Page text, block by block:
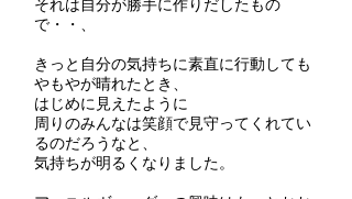
で・・、
きっと自分の気持ちに素直に行動しても
やもやが晴れたとき、
はじめに見えたように
周りのみんなは笑顔で見守ってくれてい
るのだろうなと、
気持ちが明るくなりました。